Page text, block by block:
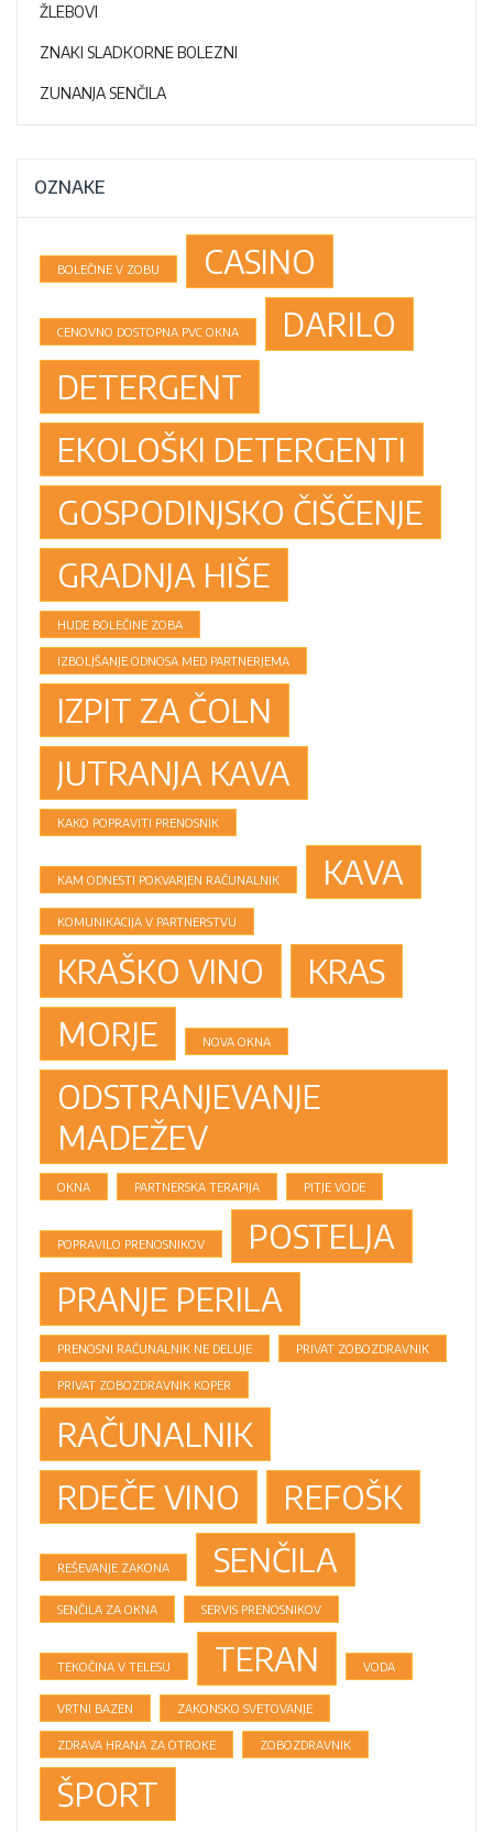
ŽLEBOVI
ZNAKI SLADKORNE BOLEZNI
ZUNANJA SENČILA
OZNAKE
BOLEČINE V ZOBU CASINO
CENOVNO DOSTOPNA PVC OKNA
DARILO
DETERGENT
EKOLOŠKI DETERGENTI
GOSPODINJSKO ČIŠČENJE
GRADNJA HIŠE
HUDE BOLEČINE ZOBA
IZBOLJŠANJE ODNOSA MED PARTNERJEMA
IZPIT ZA ČOLN
JUTRANJA KAVA
KAKO POPRAVITI PRENOSNIK
KAM ODNESTI POKVARJEN RAČUNALNIK KAVA
KOMUNIKACIJA V PARTNERSTVU
KRAŠKO VINO
KRAS
MORJE
NOVA OKNA
ODSTRANJEVANJE
MADEŽEV
OKNA PARTNERSKA TERAPIJA PITJE VODE
POPRAVILO PRENOSNIKOV
POSTELJA
PRANJE PERILA
PRENOSNI RAČUNALNIK NE DELUJE PRIVAT ZOBOZDRAVNIK
PRIVAT ZOBOZDRAVNIK KOPER
RAČUNALNIK
RDEČE VINO
REFOŠK
REŠEVANJE ZAKONA SENČILA
SENČILA ZA OKNA SERVIS PRENOSNIKOV
TEKOČINA V TELESU TERAN VODA
VRTNI BAZEN ZAKONSKO SVETOVANJE
ZDRAVA HRANA ZA OTROKE ZOBOZDRAVNIK
ŠPORT